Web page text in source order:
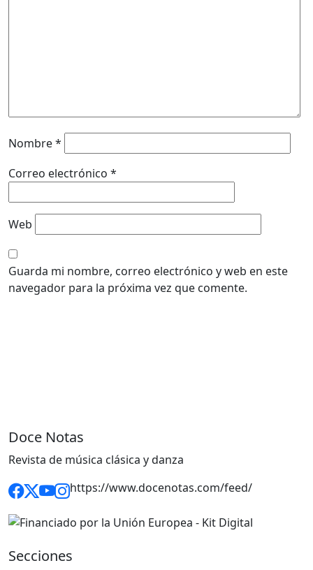
Nombre*
Correo electrónico *
Web
Guarda mi nombre, correo electrónico y web en este
navegador para la próxima vez que comente.
Doce Notas
Revista de música clásica y danza
https://www.docenotas.com/feed/
Secciones